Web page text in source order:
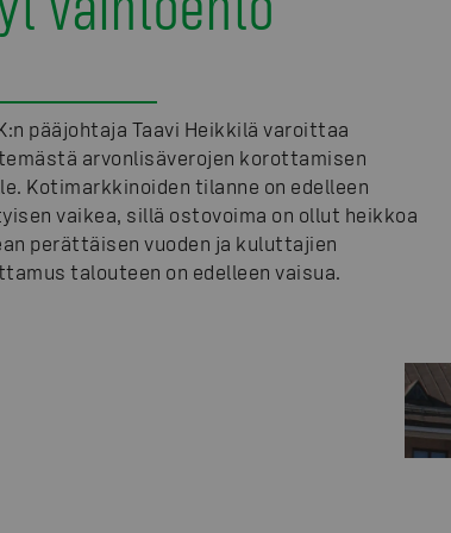
pääjohtaja Taavi Heikkilä varoittaa
arvonlisäverojen korottamisen
Kotimarkkinoiden tilanne on edelleen
vaikea, sillä ostovoima on ollut heikkoa
perättäisen vuoden ja kuluttajien
talouteen on edelleen vaisua.